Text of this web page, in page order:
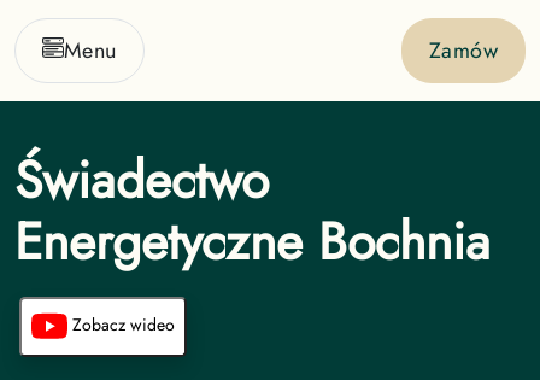
Menu Zamów
Świadectwo
Energetyczne Bochnia
Zobacz wideo